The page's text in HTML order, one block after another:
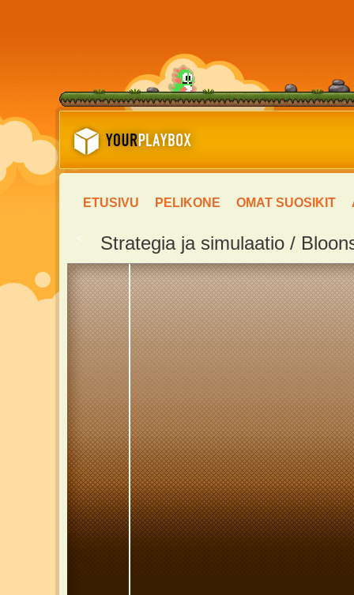
ETUSIVU PELIKONE OMAT SUOSIKIT
< Strategia ja simulaatio /